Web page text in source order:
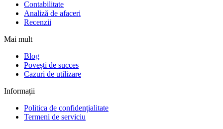
Contabilitate
Analiză de afaceri
Recenzii
Mai mult
Blog
Povești de succes
Cazuri de utilizare
Informații
Politica de confidențialitate
Termeni de serviciu